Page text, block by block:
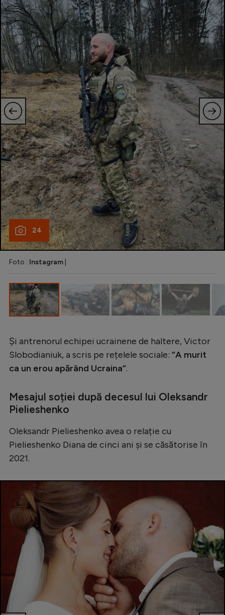
Auto
Rugby
Ciclism
Alte sporturi
JO 2024
JO 2026
Intră în cont
Creează cont
24
Foto : Instagram
Și antrenorul echipei ucrainene de haltere, Victor
Slobodianiuk, a scris pe rețelele sociale: ”A murit
ca un erou apărând Ucraina”.
Mesajul soției după decesul lui Oleksandr
Pielieshenko
Oleksandr Pielieshenko avea o relație cu
Pielieshenko Diana de cinci ani și se căsătorise în
2021.